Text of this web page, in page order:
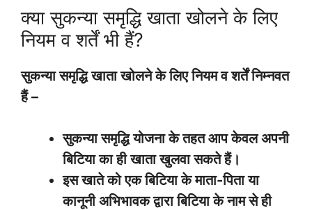
क्या सुकन्या समृद्धि खाता खोलने के लिए
नियम व शर्तें भी हैं?
सुकन्या समृद्धि खाता खोलने के लिए नियम व शर्तें निम्नवत
हैं –
सुकन्या समृद्धि योजना के तहत आप केवल अपनी
बिटिया का ही खाता खुलवा सकते हैं।
इस खाते को एक बिटिया के माता-पिता या
कानूनी अभिभावक द्वारा बिटिया के नाम से ही